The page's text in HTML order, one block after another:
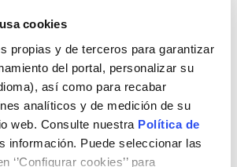
cookies
propias y de terceros para garantizar
del portal, personalizar su
así como para recabar
analíticos y de medición de su
web. Consulte nuestra Política de
información. Puede seleccionar las
‘’Configurar cookies’’ para
en pleno proceso de desarrollo y
eléctrico para dar cabida a la
y el almacenamiento en los
y permitir de esta forma que aporten
por ello es necesario que se regule
participación en el sistema.
que, cuando estén plenamente